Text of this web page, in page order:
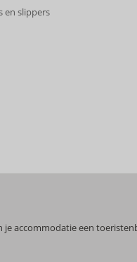
en slippers
accommodatie een